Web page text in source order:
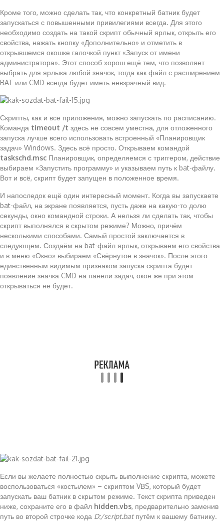
Кроме того, можно сделать так, что конкретный батник будет
запускаться с повышенными привилегиями всегда. Для этого
необходимо создать на такой скрипт обычный ярлык, открыть его
свойства, нажать кнопку «Дополнительно» и отметить в
открывшемся окошке галочкой пункт «Запуск от имени
администратора». Этот способ хорош ещё тем, что позволяет
выбрать для ярлыка любой значок, тогда как файл с расширением
BAT или CMD всегда будет иметь невзрачный вид.
Скрипты, как и все приложения, можно запускать по расписанию.
Команда timeout /t здесь не совсем уместна, для отложенного
запуска лучше всего использовать встроенный «Планировщик
задач» Windows. Здесь всё просто. Открываем командой
taskschd.msc Планировщик, определяемся с триггером, действие
выбираем «Запустить программу» и указываем путь к bat-файлу.
Вот и всё, скрипт будет запущен в положенное время.
И напоследок ещё один интересный момент. Когда вы запускаете
bat-файл, на экране появляется, пусть даже на какую-то долю
секунды, окно командной строки. А нельзя ли сделать так, чтобы
скрипт выполнялся в скрытом режиме? Можно, причём
несколькими способами. Самый простой заключается в
следующем. Создаём на bat-файл ярлык, открываем его свойства
и в меню «Окно» выбираем «Свёрнутое в значок». После этого
единственным видимым признаком запуска скрипта будет
появление значка CMD на панели задач, окон же при этом
открываться не будет.
Если вы желаете полностью скрыть выполнение скрипта, можете
воспользоваться «костылем» – скриптом VВS, который будет
запускать ваш батник в скрытом режиме. Текст скрипта приведен
ниже, сохраните его в файл hidden.vbs, предварительно заменив
путь во второй строчке кода D:/sсript.batпутём к вашему батнику.